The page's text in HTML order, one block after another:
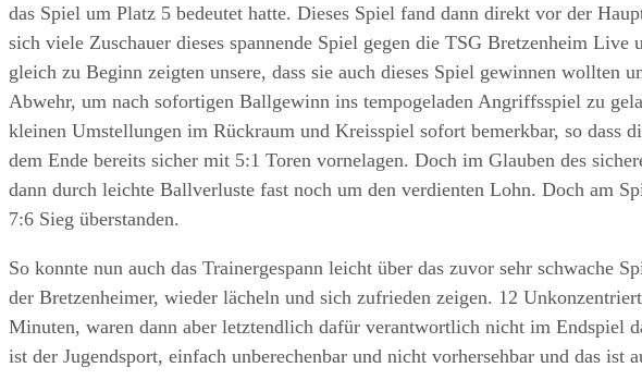
das Spiel um Platz 5 bedeutet hatte. Dieses Spiel fand dann direkt vor der
sich viele Zuschauer dieses spannende Spiel gegen die TSG Bretzenheim Live
gleich zu Beginn zeigten unsere, dass sie auch dieses Spiel gewinnen wollten
Abwehr, um nach sofortigen Ballgewinn ins tempogeladen Angriffsspiel zu
kleinen Umstellungen im Rückraum und Kreisspiel sofort bemerkbar, so dass
dem Ende bereits sicher mit 5:1 Toren vornelagen. Doch im Glauben des
dann durch leichte Ballverluste fast noch um den verdienten Lohn. Doch am
7:6 Sieg überstanden.
So konnte nun auch das Trainergespann leicht über das zuvor sehr schwache
der Bretzenheimer, wieder lächeln und sich zufrieden zeigen. 12
Minuten, waren dann aber letztendlich dafür verantwortlich nicht im Endspiel
ist der Jugendsport, einfach unberechenbar und nicht vorhersehbar und das ist